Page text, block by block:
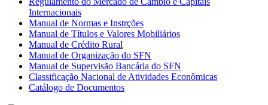
Internacionais
Manual de Normas e Instrções
Manual de Títulos e Valores Mobiliários
Manual de Crédito Rural
Manual de Organização do SFN
Manual de Supervisão Bancária do SFN
Classificação Nacional de Atividades Econômicas
Catálogo de Documentos